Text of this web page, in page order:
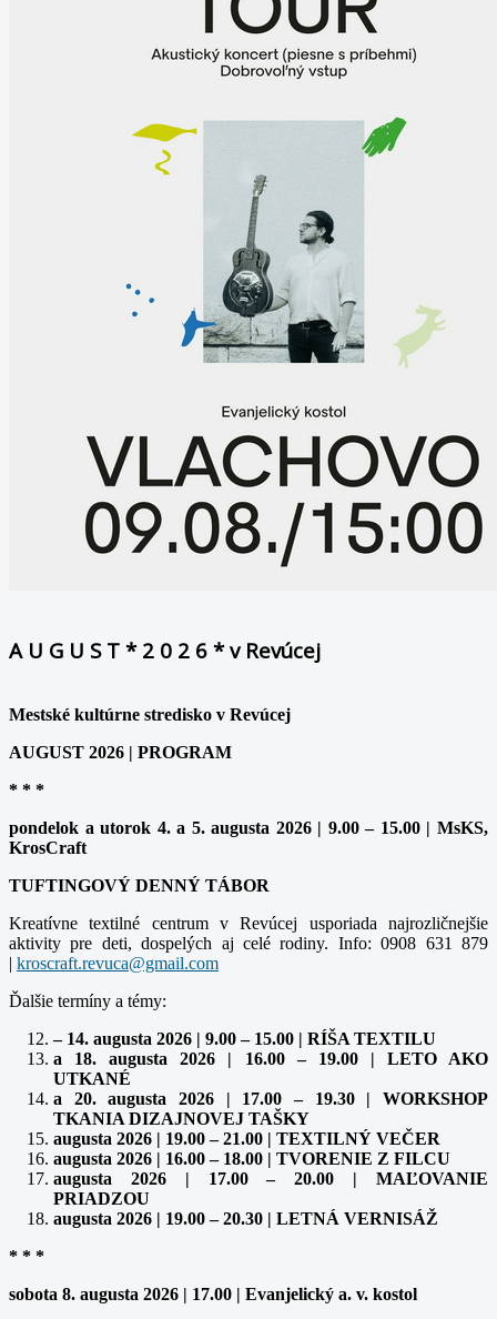
A U G U S T * 2 0 2 6 * v Revúcej
Mestské kultúrne stredisko v Revúcej
AUGUST 2026 | PROGRAM
* * *
pondelok a utorok 4. a 5. augusta 2026 | 9.00 – 15.00 | MsKS,
KrosCraft
TUFTINGOVÝ DENNÝ TÁBOR
Kreatívne textilné centrum v Revúcej usporiada najrozličnejšie
aktivity pre deti, dospelých aj celé rodiny. Info: 0908 631 879
|
Ďalšie termíny a témy:
– 14. augusta 2026 | 9.00 – 15.00 | RÍŠA TEXTILU
a 18. augusta 2026 | 16.00 – 19.00 | LETO AKO
UTKANÉ
a 20. augusta 2026 | 17.00 – 19.30 | WORKSHOP
TKANIA DIZAJNOVEJ TAŠKY
augusta 2026 | 19.00 – 21.00 | TEXTILNÝ VEČER
augusta 2026 | 16.00 – 18.00 | TVORENIE Z FILCU
augusta 2026 | 17.00 – 20.00 | MAĽOVANIE
PRIADZOU
augusta 2026 | 19.00 – 20.30 | LETNÁ VERNISÁŽ
* * *
sobota 8. augusta 2026 | 17.00 | Evanjelický a. v. kostol